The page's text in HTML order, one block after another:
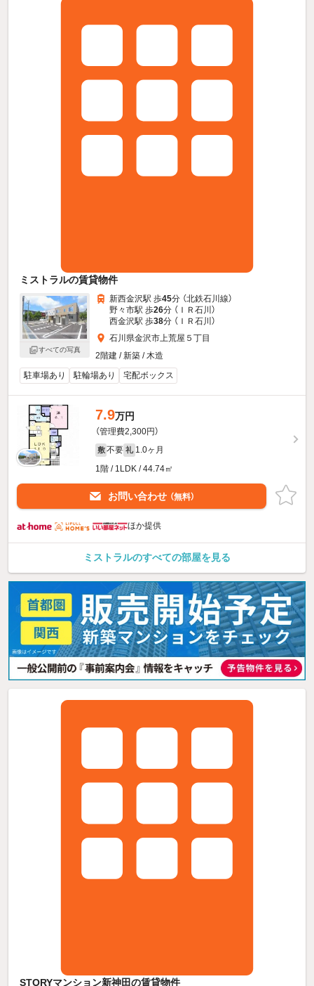
ミストラルの賃貸物件
すべての写真
新西金沢駅 歩45分 （北鉄石川線）
野々市駅 歩26分 （ＩＲ石川）
西金沢駅 歩38分 （ＩＲ石川）
石川県金沢市上荒屋５丁目
2階建 / 新築 / 木造
駐車場あり
駐輪場あり 宅配ボックス
7.9万円
（管理費2,300円）
敷 不要 礼 1.0ヶ月
1階 / 1LDK / 44.74㎡
お問い合わせ （無料）
ほか提供
ミストラルのすべての部屋を見る
STORYマンション新神田の賃貸物件